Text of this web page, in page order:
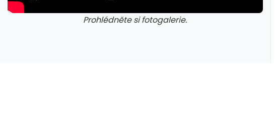
Prohlédněte si fotogalerie.